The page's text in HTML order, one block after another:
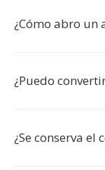
¿Cómo abro un
¿Puedo
¿Se conserva el